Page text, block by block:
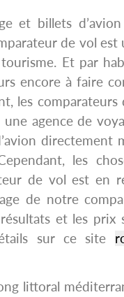
et billets
de vol
tourisme. Et par
encore à faire
les
agence de
directement
les
de vol est en
de notre
et les prix
sur ce site
littoral